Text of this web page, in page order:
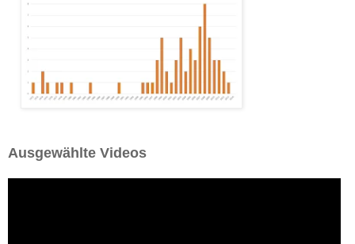
Ausgewählte Videos